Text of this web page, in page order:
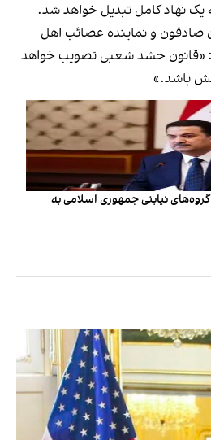
یک نهاد کامل تبدیل خواهد شد.
صادقون و نماینده عصائب اهل
«قانون حشد شعبی تصویب خواهد
باشد.»
۲۹ حمله گروه‌های نیابتی جمهوری اسلامی به